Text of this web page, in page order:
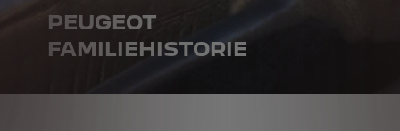
PEUGEOT
FAMILIEHISTORIE